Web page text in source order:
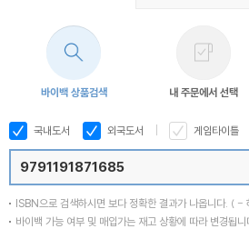
바이백 상품검색 내 주문에서 선택
국내도서 외국도서 게임타이틀
ISBN으로 검색하시면 보다 정확한 결과가 나옵니다. ( -
바이백 가능 여부 및 매입가는 재고 상황에 따라 변경됩니